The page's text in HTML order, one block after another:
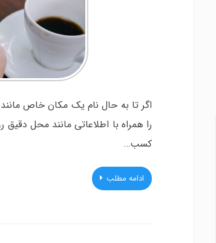
اگر تا به حال نام یک مکان خاص
را همراه با اطلاعاتی مانند محل
کسب…
ادامه مطلب